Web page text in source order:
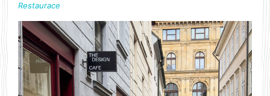
Restaurace